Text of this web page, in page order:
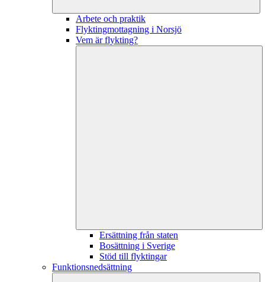
Arbete och praktik
Flyktingmottagning i Norsjö
Vem är flykting?
Ersättning från staten
Bosättning i Sverige
Stöd till flyktingar
Funktionsnedsättning